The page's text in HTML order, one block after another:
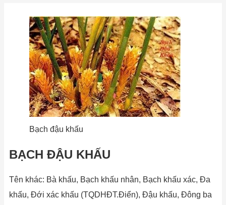
Bạch đậu khấu
BẠCH ĐẬU KHẤU
Tên khác: Bà khấu, Bạch khấu nhân, Bạch khấu xác, Đa
khấu, Đới xác khấu (TQDHĐT.Điển), Đậu khấu, Đông ba